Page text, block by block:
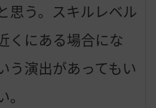
思う。スキルレベル
くにある場合にな
う演出があってもい